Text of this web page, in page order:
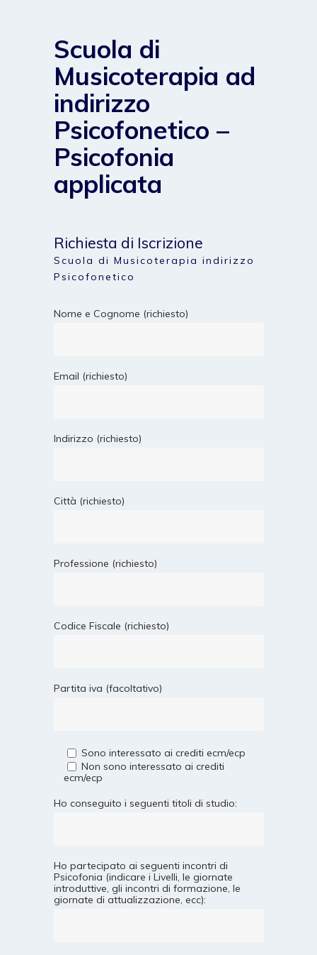
Scuola di
Musicoterapia ad
indirizzo
Psicofonetico –
Psicofonia
applicata
Richiesta di Iscrizione
Scuola di Musicoterapia indirizzo
Psicofonetico
Nome e Cognome (richiesto)
Email (richiesto)
Indirizzo (richiesto)
Città (richiesto)
Professione (richiesto)
Codice Fiscale (richiesto)
Partita iva (facoltativo)
Sono interessato ai crediti ecm/ecp
Non sono interessato ai crediti
ecm/ecp
Ho conseguito i seguenti titoli di studio:
Ho partecipato ai seguenti incontri di
Psicofonia (indicare i Livelli, le giornate
introduttive, gli incontri di formazione, le
giornate di attualizzazione, ecc):